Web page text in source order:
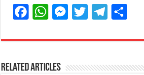
F
c
e
W
at
s
M
ss
T
itt
T
e ar
Related Articles